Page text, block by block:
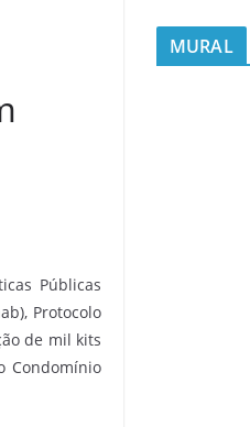
Públicas
Protocolo
de mil kits
Condomínio
MURAL